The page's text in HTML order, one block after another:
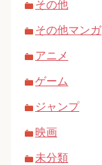
その他
その他マンガ
アニメ
ゲーム
ジャンプ
映画
未分類